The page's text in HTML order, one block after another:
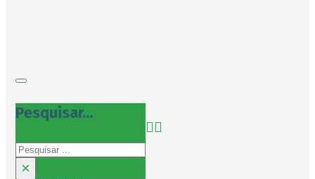
Pesquisar...
Pesquisar
×